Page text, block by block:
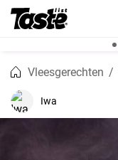
Vleesgerechten
Iwa